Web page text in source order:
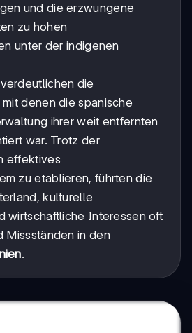
und die erzwungene
zu hohen
unter der indigenen
die
denen die spanische
ihrer weit entfernten
war. Trotz der
effektives
zu etablieren, führten die
kulturelle
wirtschaftliche Interessen oft
Missständen in den
.